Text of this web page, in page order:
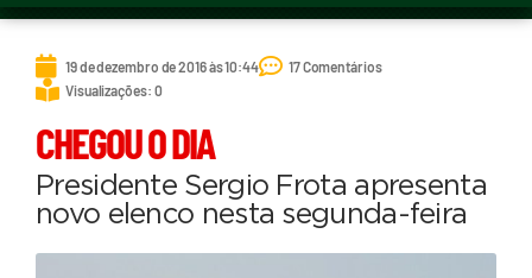
19 de dezembro de 2016 às 10:44
17 Comentários
Visualizações: 0
CHEGOU O DIA
Presidente Sergio Frota apresenta
novo elenco nesta segunda-feira